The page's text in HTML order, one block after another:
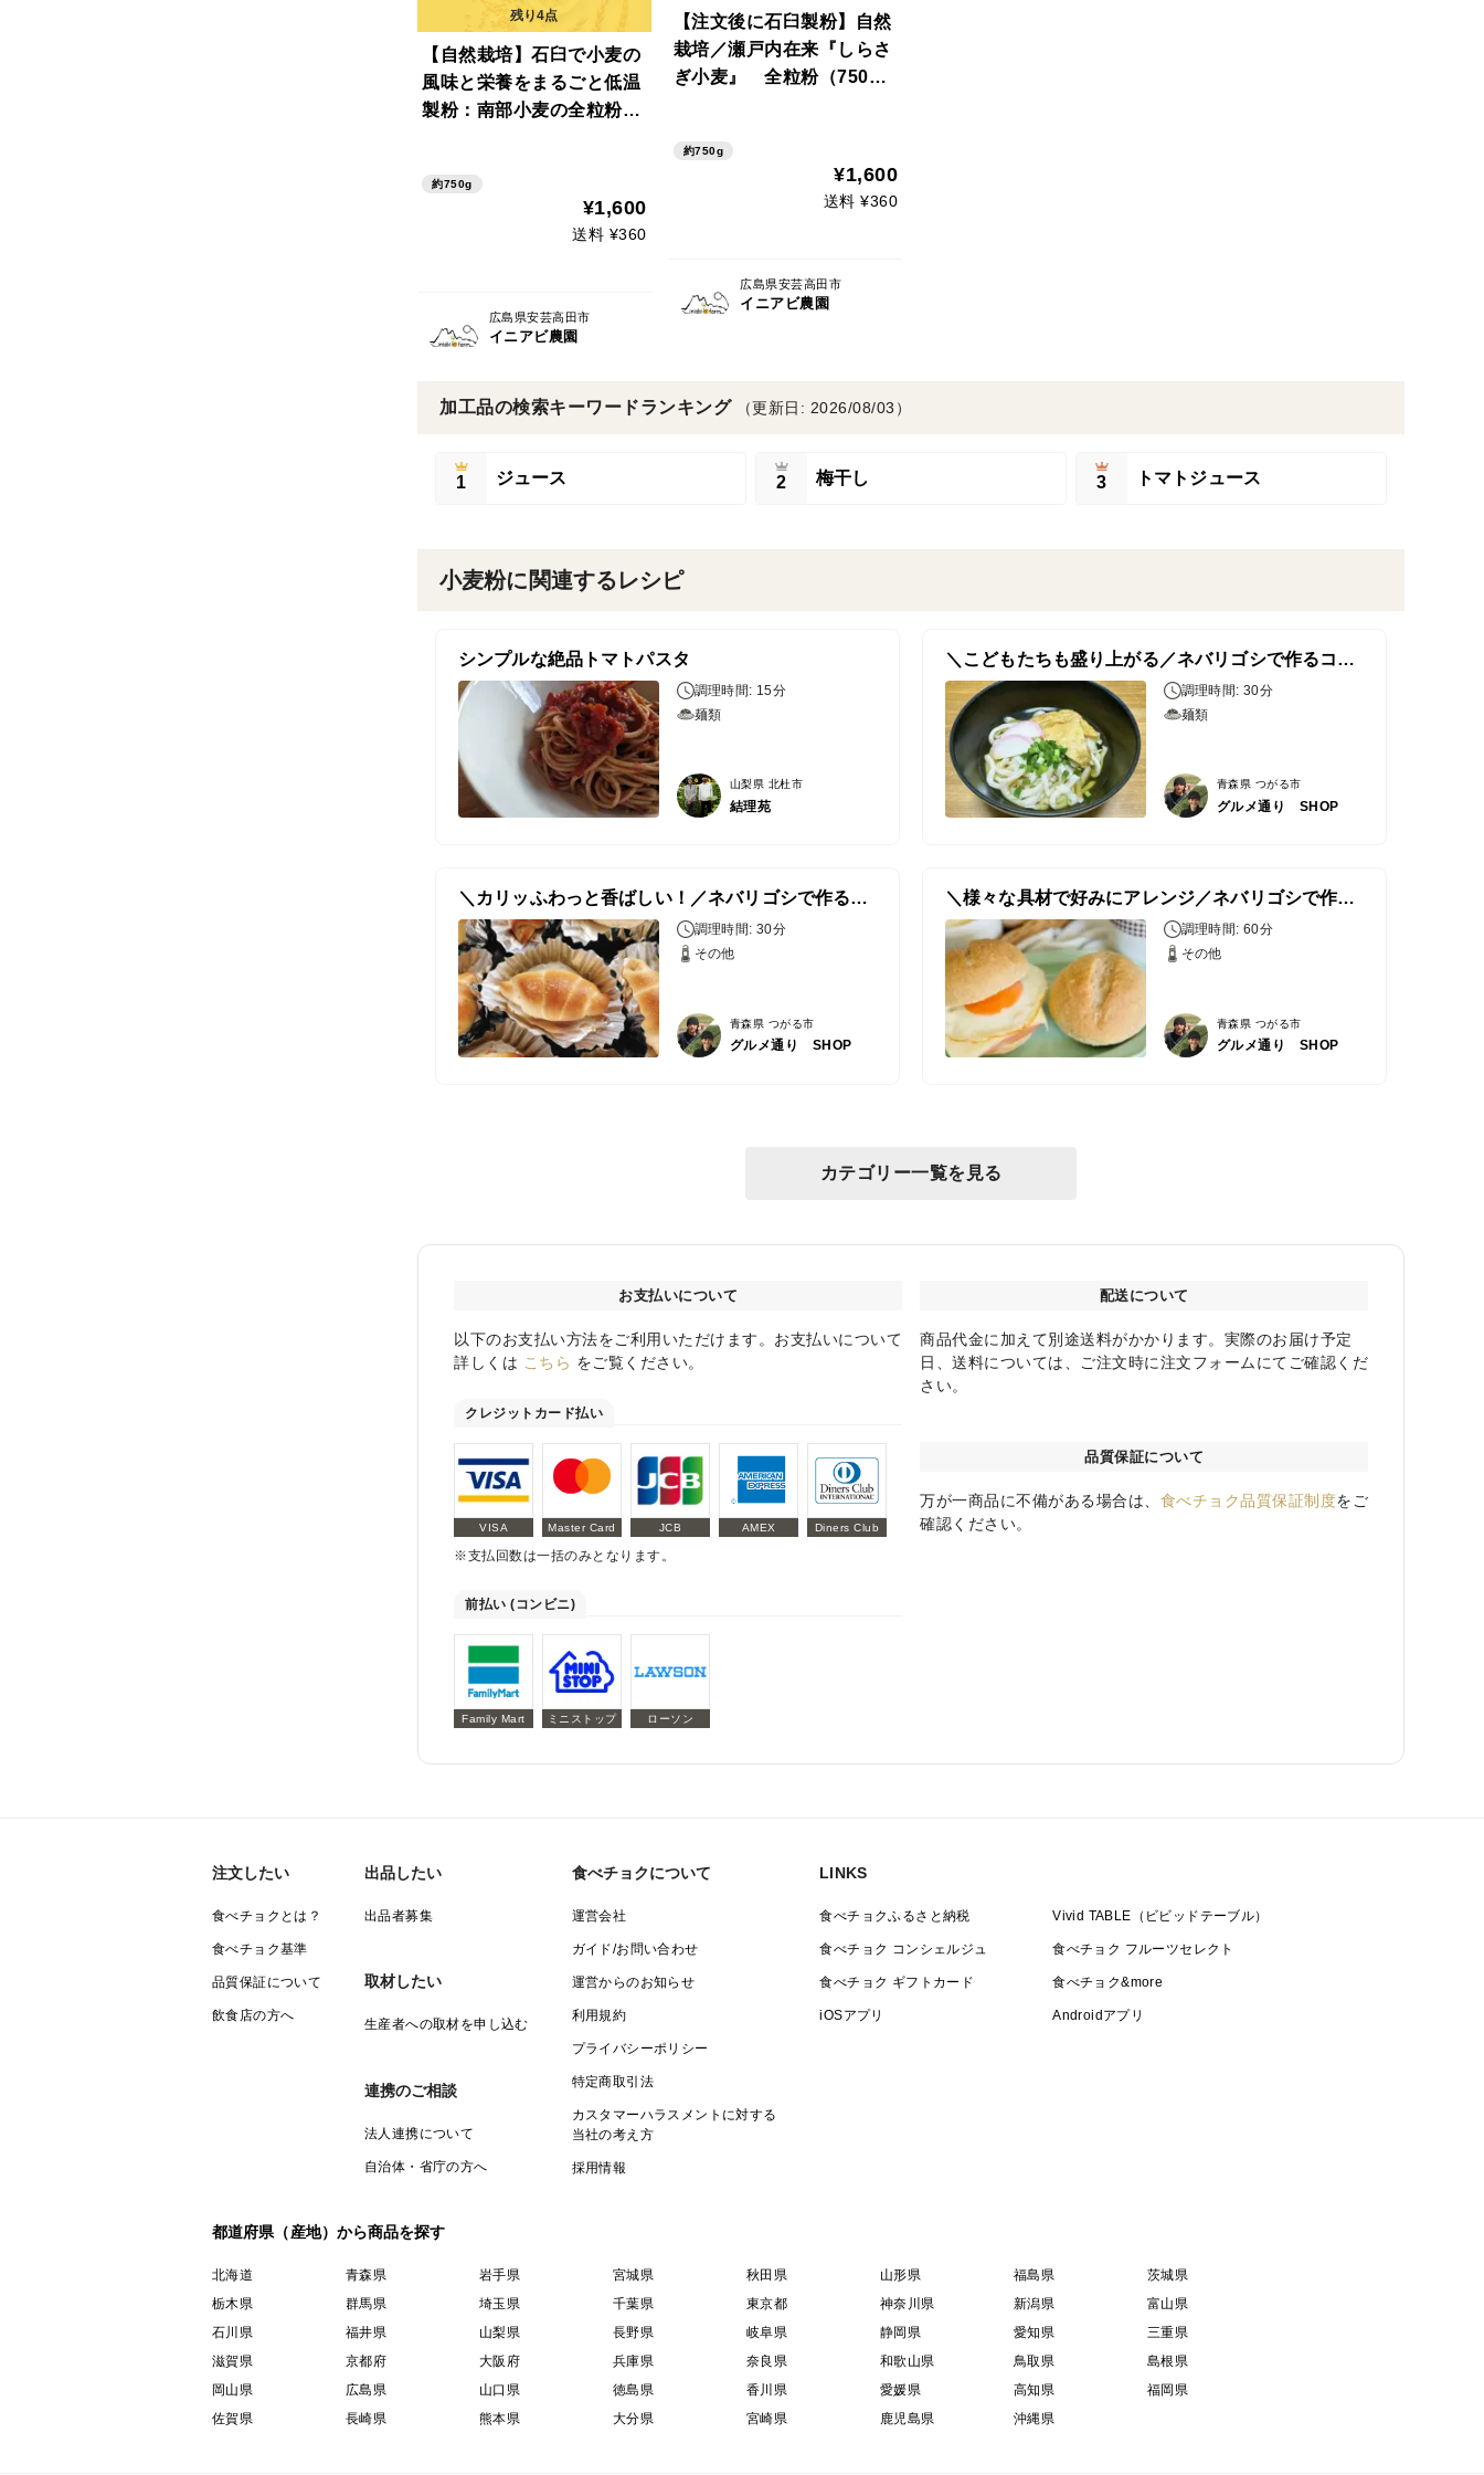
【自然栽培】石臼で小麦の
風味と栄養をまるごと低温
製粉：南部小麦の全粒粉
約750g
¥1,600
送料 ¥360
広島県安芸高田市
イニアビ農園
【注文後に石臼製粉】自然
栽培／瀬戸内在来『しらさ
ぎ小麦』 全粒粉（750
約750g
¥1,600
送料 ¥360
広島県安芸高田市
イニアビ農園
加工品の検索キーワードランキング （更新日: 2026/08/03）
1 ジュース 2 梅干し 3 トマトジュース
小麦粉に関連するレシピ
シンプルな絶品トマトパスタ
調理時間: 15分
麺類
山梨県 北杜市
結理苑
＼こどもたちも盛り上がる／ネバリゴシで作るコシのあるうどん♪
調理時間: 30分
麺類
青森県 つがる市
グルメ通り SHOP
＼カリッふわっと香ばしい！／ネバリゴシで作る塩パン♪
調理時間: 30分
その他
青森県 つがる市
グルメ通り SHOP
＼様々な具材で好みにアレンジ／ネバリゴシで作るお食事パン♪
調理時間: 60分
その他
青森県 つがる市
グルメ通り SHOP
カテゴリー一覧を見る
お支払いについて
以下のお支払い方法をご利用いただけます。お支払いについて
詳しくは こちら をご覧ください。
クレジットカード払い
VISA Master Card JCB AMEX Diners Club
※支払回数は一括のみとなります。
前払い (コンビニ)
Family Mart ミニストップ ローソン
配送について
商品代金に加えて別途送料がかかります。実際のお届け予定
日、送料については、ご注文時に注文フォームにてご確認くだ
さい。
品質保証について
万が一商品に不備がある場合は、 食べチョク品質保証制度をご
確認ください。
注文したい
食べチョクとは？
食べチョク基準
品質保証について
飲食店の方へ
出品したい
出品者募集
取材したい
生産者への取材を申し込む
連携のご相談
法人連携について
自治体・省庁の方へ
食べチョクについて
運営会社
ガイド/お問い合わせ
運営からのお知らせ
利用規約
プライバシーポリシー
特定商取引法
カスタマーハラスメントに対する
当社の考え方
採用情報
LINKS
食べチョクふるさと納税 Vivid TABLE（ビビッドテーブル）
食べチョク コンシェルジュ 食べチョク フルーツセレクト
食べチョク ギフトカード 食べチョク&more
iOSアプリ Androidアプリ
都道府県（産地）から商品を探す
北海道 青森県 岩手県 宮城県 秋田県 山形県 福島県
茨城県
栃木県
群馬県 埼玉県 千葉県 東京都 神奈川県 新潟県
富山県
石川県
福井県 山梨県 長野県 岐阜県 静岡県 愛知県
三重県
滋賀県
京都府 大阪府 兵庫県 奈良県 和歌山県 鳥取県
島根県
岡山県
広島県 山口県 徳島県 香川県 愛媛県 高知県
福岡県
佐賀県
長崎県 熊本県 大分県 宮崎県 鹿児島県 沖縄県